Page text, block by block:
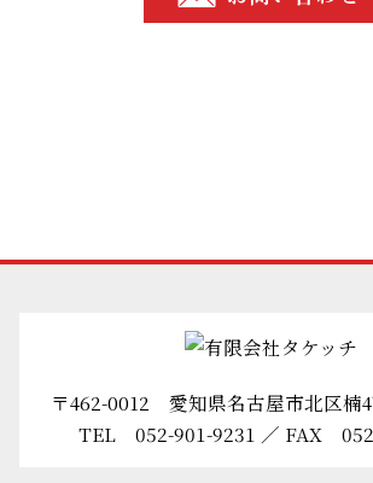
〒462-0012 愛知県名古屋市北区楠
TEL 052-901-9231 ／ FAX